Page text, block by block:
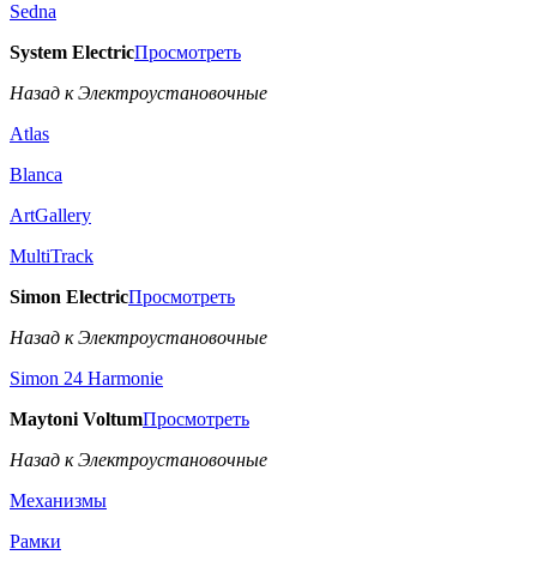
Sedna
System ElectricПросмотреть
Назад к Электроустановочные
Atlas
Blanca
ArtGallery
MultiTrack
Simon ElectricПросмотреть
Назад к Электроустановочные
Simon 24 Harmonie
Maytoni VoltumПросмотреть
Назад к Электроустановочные
Механизмы
Рамки